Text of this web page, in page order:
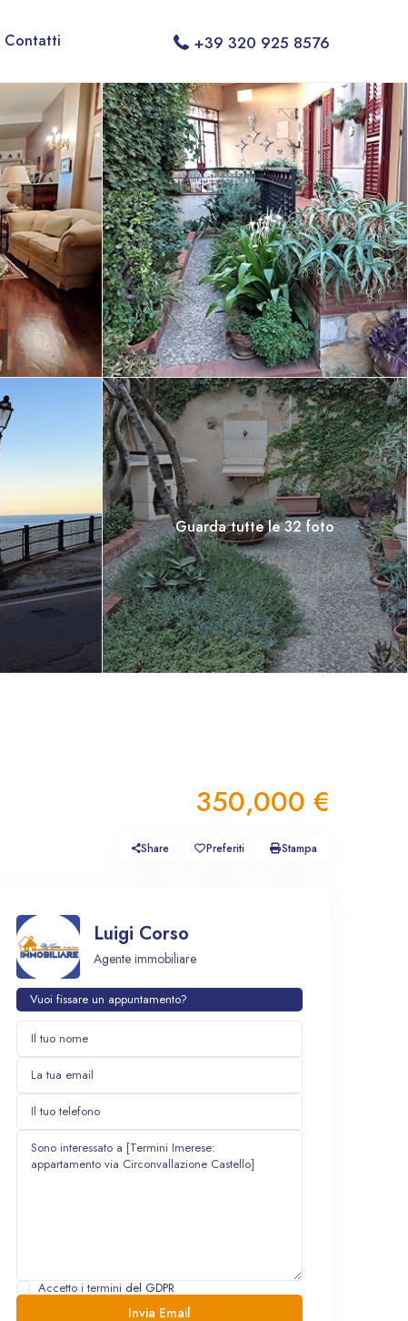
Contatti +39 320 925 8576
Guarda tutte le 32 foto
350,000 €
Share Preferiti Stampa
Luigi Corso
Agente immobiliare
Vuoi fissare un appuntamento?
Accetto i termini del GDPR